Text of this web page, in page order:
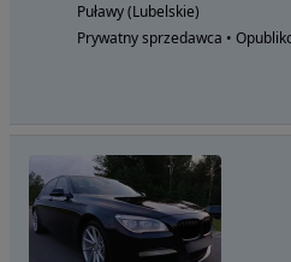
Puławy (Lubelskie)
Prywatny sprzedawca •